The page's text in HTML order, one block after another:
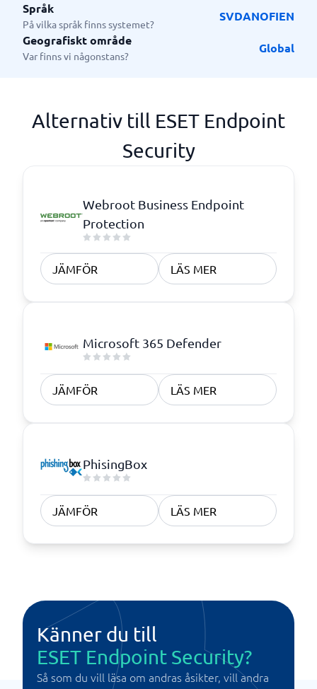
Språk
På vilka språk finns systemet?
SVDANOFIEN
Geografiskt område
Var finns vi någonstans?
Global
Alternativ till ESET Endpoint
Security
Webroot Business Endpoint
Protection
JÄMFÖR LÄS MER
Microsoft 365 Defender
JÄMFÖR LÄS MER
PhisingBox
JÄMFÖR LÄS MER
Känner du till
ESET Endpoint Security?
Så som du vill läsa om andras åsikter, vill andra